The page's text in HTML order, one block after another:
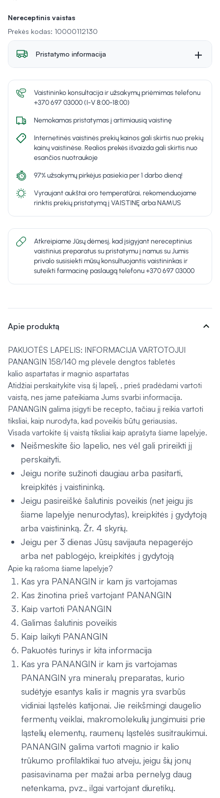
Nereceptinis vaistas
Prekės kodas: 10000112130
Atkreipiame Jūsų dėmesį, kad įsigyjant nereceptinius
vaistinius preparatus su pristatymu į namus su Jumis
privalo susisiekti mūsų konsultuojantis vaistininkas ir
suteikti farmacinę paslaugą telefonu +370 697 03000
Pristatymo informacija
Vaistininko konsultacija ir užsakymų priėmimas telefonu
+370 697 03000 (I-V 8:00-18:00)
Nemokamas pristatymas į artimiausią vaistinę
Internetinės vaistinės prekių kainos gali skirtis nuo prekių
kainų vaistinėse. Realios prekės išvaizda gali skirtis nuo
esančios nuotraukoje
97% užsakymų pirkėjus pasiekia per 1 darbo dieną!
Vyraujant aukštai oro temperatūrai, rekomenduojame
rinktis prekių pristatymą į VAISTINĘ arba NAMUS
Apie produktą expand_more
PAKUOTĖS LAPELIS: INFORMACIJA VARTOTOJUI
PANANGIN 158/140 mg plėvele dengtos tabletės
kalio aspartatas ir magnio aspartatas
Atidžiai perskaitykite visą šį lapelį, , prieš pradėdami vartoti
vaistą, nes jame pateikiama Jums svarbi informacija.
PANANGIN galima įsigyti be recepto, tačiau jį reikia vartoti
tiksliai, kaip nurodyta, kad poveikis būtų geriausias.
Visada vartokite šį vaistą tiksliai kaip aprašyta šiame lapelyje.
Neišmeskite šio lapelio, nes vėl gali prireikti jį
perskaityti.
Jeigu norite sužinoti daugiau arba pasitarti,
kreipkitės į vaistininką.
Jeigu pasireiškė šalutinis poveikis (net jeigu jis
šiame lapelyje nenurodytas), kreipkitės į gydytoją
arba vaistininką. Žr. 4 skyrių.
Jeigu per 3 dienas Jūsų savijauta nepagerėjo
arba net pablogėjo, kreipkitės į gydytoją
Apie ką rašoma šiame lapelyje?
Kas yra PANANGIN ir kam jis vartojamas
Kas žinotina prieš vartojant PANANGIN
Kaip vartoti PANANGIN
Galimas šalutinis poveikis
Kaip laikyti PANANGIN
Pakuotės turinys ir kita informacija
Kas yra PANANGIN ir kam jis vartojamas
PANANGIN yra mineralų preparatas, kurio
sudėtyje esantys kalis ir magnis yra svarbūs
vidiniai ląstelės katijonai. Jie reikšmingi daugelio
fermentų veiklai, makromolekulių jungimuisi prie
ląstelių elementų, raumenų ląstelės susitraukimui.
PANANGIN galima vartoti magnio ir kalio
trūkumo profilaktikai tuo atveju, jeigu šių jonų
pasisavinama per mažai arba pernelyg daug
netenkama, pvz., ilgai vartojant diuretikų.